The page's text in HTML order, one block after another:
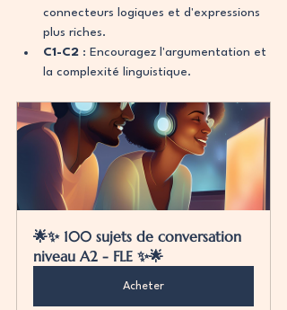
connecteurs logiques et d'expressions
plus riches.
C1-C2 : Encouragez l'argumentation et
la complexité linguistique.
🌟✨ 100 sujets de conversation
niveau A2 - FLE ✨🌟
Acheter